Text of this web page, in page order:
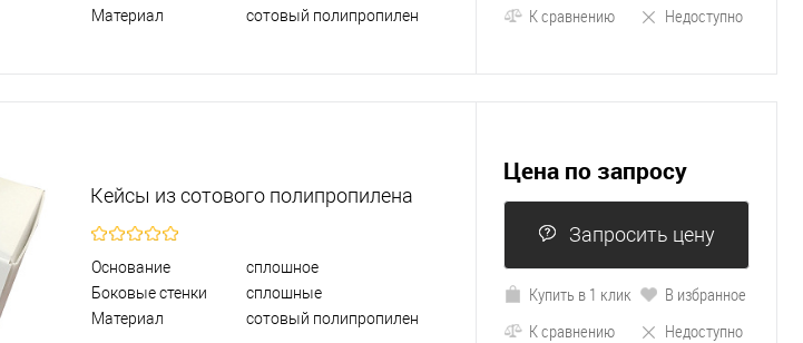
Материал
сотовый полипропилен
К сравнению
Недоступно
Кейсы из сотового полипропилена
Основание
сплошное
Боковые стенки
сплошные
Материал
сотовый полипропилен
Цена по запросу
Запросить цену
Купить в 1 клик
В избранное
К сравнению
Недоступно